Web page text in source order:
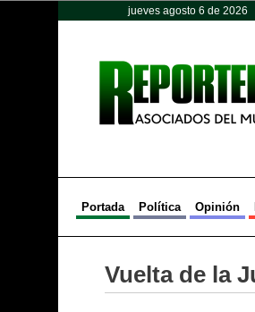
jueves agosto 6 de 2026
Portada Política Opinión
Vuelta de la
Opinión Política